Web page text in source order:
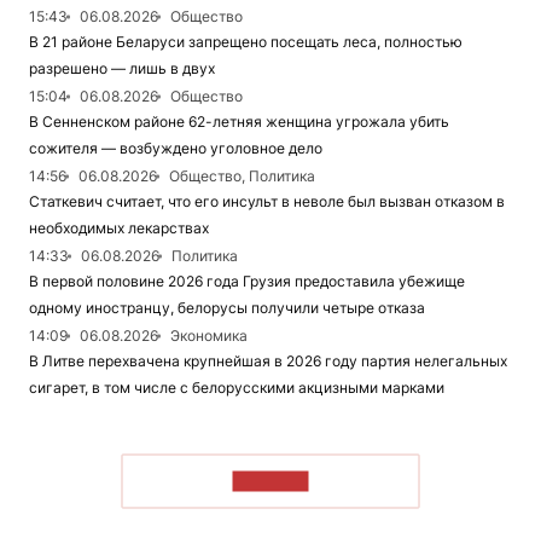
15:43
06.08.2026
Общество
В 21 районе Беларуси запрещено посещать леса, полностью
разрешено — лишь в двух
15:04
06.08.2026
Общество
В Сенненском районе 62-летняя женщина угрожала убить
сожителя — возбуждено уголовное дело
14:56
06.08.2026
Общество, Политика
Статкевич считает, что его инсульт в неволе был вызван отказом в
необходимых лекарствах
14:33
06.08.2026
Политика
В первой половине 2026 года Грузия предоставила убежище
одному иностранцу, белорусы получили четыре отказа
14:09
06.08.2026
Экономика
В Литве перехвачена крупнейшая в 2026 году партия нелегальных
сигарет, в том числе с белорусскими акцизными марками